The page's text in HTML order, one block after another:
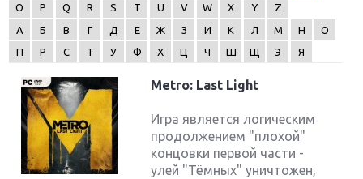
O
P Q R S T U V W X Y
Z
А
Б В Г Д Е Ж З И К Л М Н
О
П
Р С Т У Ф Х Ц Ч Ш Щ Э Я
Metro: Last Light
Игра является логическим
продолжением "плохой"
концовки первой части -
улей "Тёмных" уничтожен,